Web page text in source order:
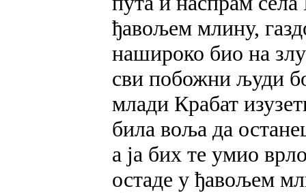
ђавољем млину,
нашироко био на
сви побожни људи
млади Крабат
била воља да
а ја бих те умио
остаде у ђавољем